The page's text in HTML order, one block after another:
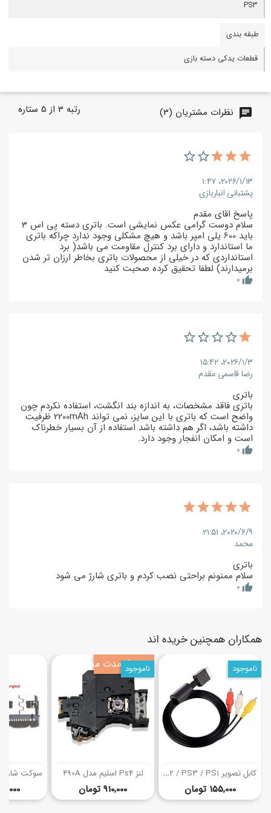
PS3
طبقه بندی
قطعات یدکی دسته بازی
chat نظرات مشتریان (3) رتبه 3 از 5 ستاره
۲۰۲۶/۱/۱۳،‏ ۱:۴۷
پشتبانی انباربازی
پاسخ اقای مقدم
سلام دوست گرامی عکس نمایشی است. باتری دسته پی اس 3
باید 600 یلی امپر باشد و هیچ مشکلی وجود ندارد چراکه باتری
ما استاندارد و دارای برد کنترل مقاومت می باشد( برد
استانداردی که در خیلی از محصولات باتری بخاطر ارزان تر شدن
برمیدارند) لطفا تحقیق کرده صحبت کنید
thumb_up
0
۲۰۲۶/۱/۳،‏ ۱۵:۴۲
رضا قاسمی مقدم
باتری
باتری فاقد مشخصات، به اندازه بند انگشت، استفاده نکردم چون
واضح است که باتری با این سایز، نمی تواند 2200mAh ظرفیت
داشته باشد، اگر هم داشته باشد استفاده از آن بسیار خطرناک
است و امکان انفجار وجود دارد.
thumb_up
0
۲۰۲۰/۶/۹،‏ ۲۱:۵۱
محمد
باتری
سلام ممنونم براحتی نصب کردم و باتری شارژ می شود
thumb_up
0
همکاران همچنین خریده اند
ک
ابل تصویر AV PS2 / PS3 / PS1
قیمت155,000 تومان
ناموجود
لنز Ps4 اسلیم مدل 490A
قیمت 910,000 تومان
حراج! بمدت محدود
ناموجود
67,000